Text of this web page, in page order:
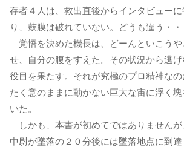
存者４人は、救出直後からインタビュー
り、鼓膜は破れていない。どうも違う・・
覚悟を決めた機長は、どーんといこうや
せ、自分の腹をすえた。その状況から逃
役目を果たす。それが究極のプロ精神な
たく意のままに動かない巨大な宙に浮く
いた。
しかも、本書が初めてではありません
中尉が墜落の２０分後には墜落地点に到